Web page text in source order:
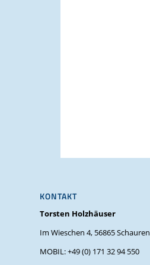
KONTAKT
Torsten Holzhäuser
Im Wieschen 4, 56865 Schauren
MOBIL: +49 (0) 171 32 94 550